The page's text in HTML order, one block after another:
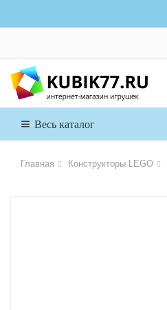
Весь каталог
Главная Конструкторы LEGO